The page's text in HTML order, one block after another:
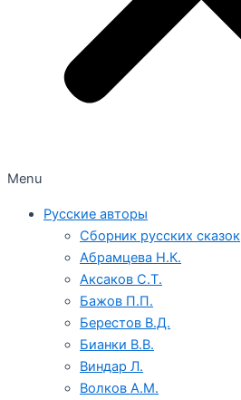
Menu
Русские авторы
Сборник русских сказок
Абрамцева Н.К.
Аксаков С.Т.
Бажов П.П.
Берестов В.Д.
Бианки В.В.
Виндар Л.
Волков А.М.